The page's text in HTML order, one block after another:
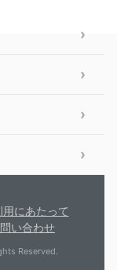
にあたって
い合わせ
Reserved.